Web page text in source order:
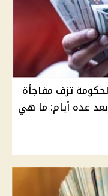
تزف مفاجأة
عده أيام: ما هي